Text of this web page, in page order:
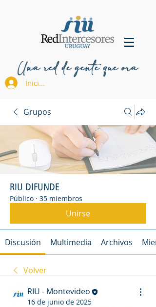
Una red de gente que ora
Iniciar sesión
Grupos
RIU DIFUNDE
Público · 35 miembros
Unirse
Discusión Multimedia Archivos
Volver
RIU - Montevideo
16 de junio de 2025